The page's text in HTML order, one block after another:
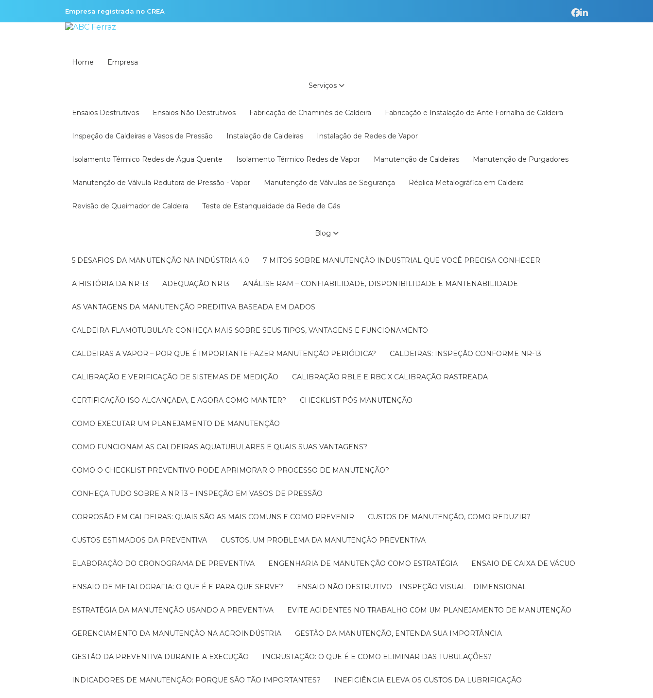
Empresa registrada no CREA
Home Empresa
Serviços
Ensaios Destrutivos Ensaios Não Destrutivos Fabricação de Chaminés de Caldeira Fabricação e Instalação de Ante Fornalha de Caldeira
Inspeção de Caldeiras e Vasos de Pressão Instalação de Caldeiras Instalação de Redes de Vapor
Isolamento Térmico Redes de Água Quente Isolamento Térmico Redes de Vapor Manutenção de Caldeiras Manutenção de Purgadores
Manutenção de Válvula Redutora de Pressão - Vapor Manutenção de Válvulas de Segurança Réplica Metalográfica em Caldeira
Revisão de Queimador de Caldeira Teste de Estanqueidade da Rede de Gás
Blog
5 DESAFIOS DA MANUTENÇÃO NA INDÚSTRIA 4.0 7 MITOS SOBRE MANUTENÇÃO INDUSTRIAL QUE VOCÊ PRECISA CONHECER
A HISTÓRIA DA NR-13 ADEQUAÇÃO NR13 ANÁLISE RAM – CONFIABILIDADE, DISPONIBILIDADE E MANTENABILIDADE
AS VANTAGENS DA MANUTENÇÃO PREDITIVA BASEADA EM DADOS
CALDEIRA FLAMOTUBULAR: CONHEÇA MAIS SOBRE SEUS TIPOS, VANTAGENS E FUNCIONAMENTO
CALDEIRAS A VAPOR – POR QUE É IMPORTANTE FAZER MANUTENÇÃO PERIÓDICA? CALDEIRAS: INSPEÇÃO CONFORME NR-13
CALIBRAÇÃO E VERIFICAÇÃO DE SISTEMAS DE MEDIÇÃO CALIBRAÇÃO RBLE E RBC X CALIBRAÇÃO RASTREADA
CERTIFICAÇÃO ISO ALCANÇADA, E AGORA COMO MANTER? CHECKLIST PÓS MANUTENÇÃO
COMO EXECUTAR UM PLANEJAMENTO DE MANUTENÇÃO
COMO FUNCIONAM AS CALDEIRAS AQUATUBULARES E QUAIS SUAS VANTAGENS?
COMO O CHECKLIST PREVENTIVO PODE APRIMORAR O PROCESSO DE MANUTENÇÃO?
CONHEÇA TUDO SOBRE A NR 13 – INSPEÇÃO EM VASOS DE PRESSÃO
CORROSÃO EM CALDEIRAS: QUAIS SÃO AS MAIS COMUNS E COMO PREVENIR CUSTOS DE MANUTENÇÃO, COMO REDUZIR?
CUSTOS ESTIMADOS DA PREVENTIVA CUSTOS, UM PROBLEMA DA MANUTENÇÃO PREVENTIVA
ELABORAÇÃO DO CRONOGRAMA DE PREVENTIVA ENGENHARIA DE MANUTENÇÃO COMO ESTRATÉGIA ENSAIO DE CAIXA DE VÁCUO
ENSAIO DE METALOGRAFIA: O QUE É E PARA QUE SERVE? ENSAIO NÃO DESTRUTIVO – INSPEÇÃO VISUAL – DIMENSIONAL
ESTRATÉGIA DA MANUTENÇÃO USANDO A PREVENTIVA EVITE ACIDENTES NO TRABALHO COM UM PLANEJAMENTO DE MANUTENÇÃO
GERENCIAMENTO DA MANUTENÇÃO NA AGROINDÚSTRIA GESTÃO DA MANUTENÇÃO, ENTENDA SUA IMPORTÂNCIA
GESTÃO DA PREVENTIVA DURANTE A EXECUÇÃO INCRUSTAÇÃO: O QUE É E COMO ELIMINAR DAS TUBULAÇÕES?
INDICADORES DE MANUTENÇÃO: PORQUE SÃO TÃO IMPORTANTES? INEFICIÊNCIA ELEVA OS CUSTOS DA LUBRIFICAÇÃO